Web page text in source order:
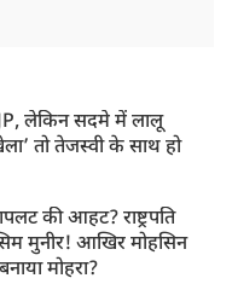
लेकिन सदमे में लालू
तो तेजस्वी के साथ हो
की आहट? राष्ट्रपति
मुनीर! आखिर मोहसिन
मोहरा?